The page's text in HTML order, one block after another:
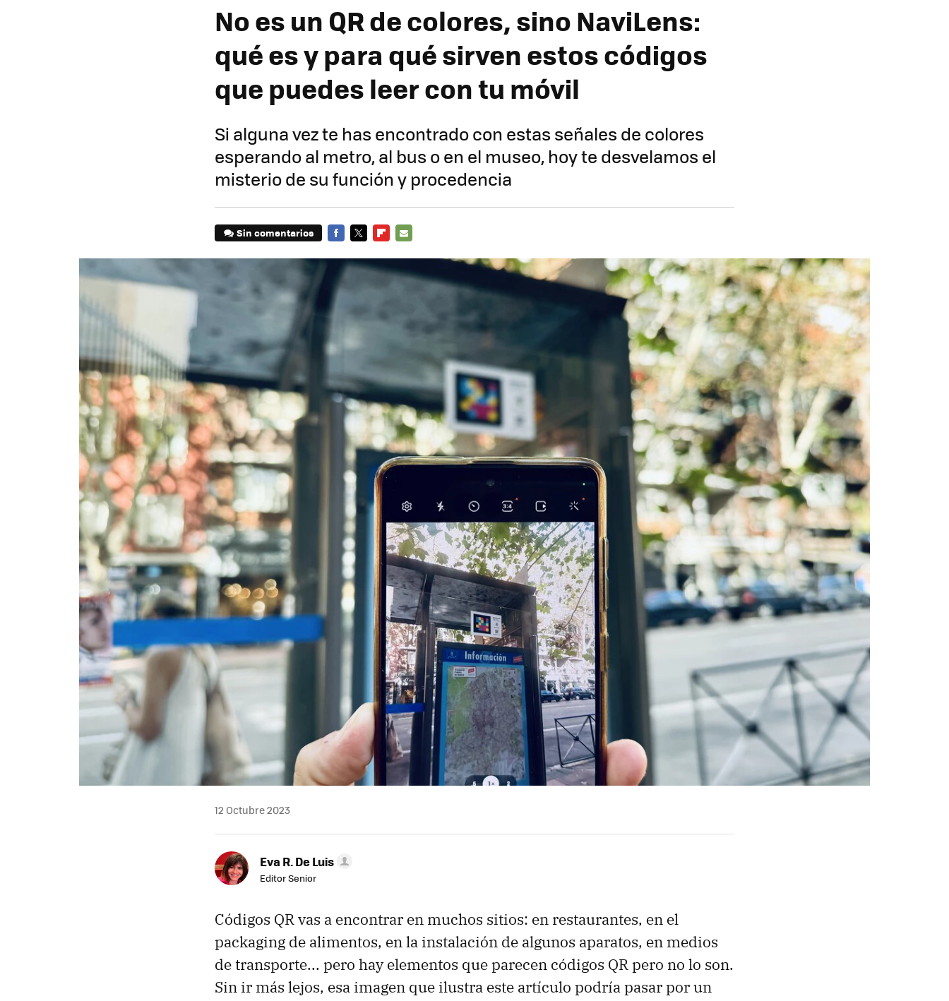
No es un QR de colores, sino NaviLens:
qué es y para qué sirven estos códigos
que puedes leer con tu móvil
Si alguna vez te has encontrado con estas señales de colores
esperando al metro, al bus o en el museo, hoy te desvelamos el
misterio de su función y procedencia
Sin comentarios
12 Octubre 2023
Eva R. De Luis
Editor Senior
Códigos QR vas a encontrar en muchos sitios: en restaurantes, en el
packaging de alimentos, en la instalación de algunos aparatos, en medios
de transporte... pero hay elementos que parecen códigos QR pero no lo son.
Sin ir más lejos, esa imagen que ilustra este artículo podría pasar por un